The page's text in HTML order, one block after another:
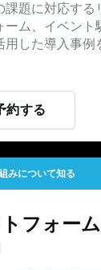
課題に対応する
ーム、イベント
用した導入事例
約する
みについて知る
フォー